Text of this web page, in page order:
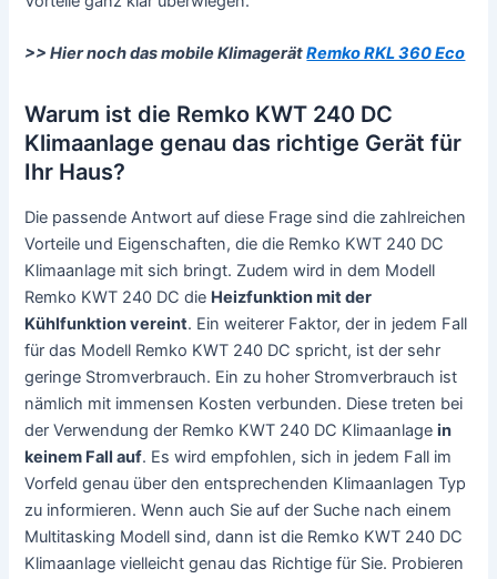
>> Hier noch das mobile KlimagerätRemko RKL 360 Eco
Warum ist die Remko KWT 240 DC
Klimaanlage genau das richtige Gerät für
Ihr Haus?
Die passende Antwort auf diese Frage sind die zahlreichen
Vorteile und Eigenschaften, die die Remko KWT 240 DC
Klimaanlage mit sich bringt. Zudem wird in dem Modell
Remko KWT 240 DC die Heizfunktion mit der
Kühlfunktion vereint. Ein weiterer Faktor, der in jedem Fall
für das Modell Remko KWT 240 DC spricht, ist der sehr
geringe Stromverbrauch. Ein zu hoher Stromverbrauch ist
nämlich mit immensen Kosten verbunden. Diese treten bei
der Verwendung der Remko KWT 240 DC Klimaanlagein
keinem Fall auf. Es wird empfohlen, sich in jedem Fall im
Vorfeld genau über den entsprechenden Klimaanlagen Typ
zu informieren. Wenn auch Sie auf der Suche nach einem
Multitasking Modell sind, dann ist die Remko KWT 240 DC
Klimaanlage vielleicht genau das Richtige für Sie. Probieren